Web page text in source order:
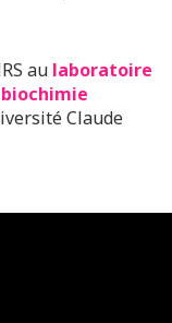
au laboratoire
Claude